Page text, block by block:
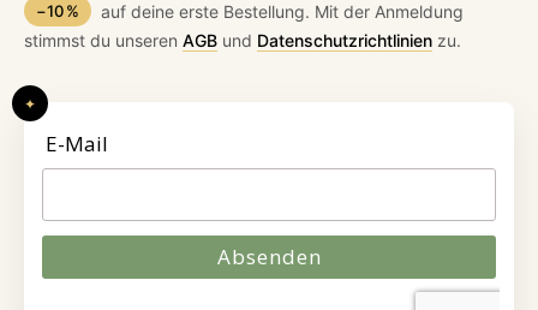
−10 %
auf deine erste Bestellung. Mit der Anmeldung
stimmst du unseren AGB und Datenschutzrichtlinien zu.